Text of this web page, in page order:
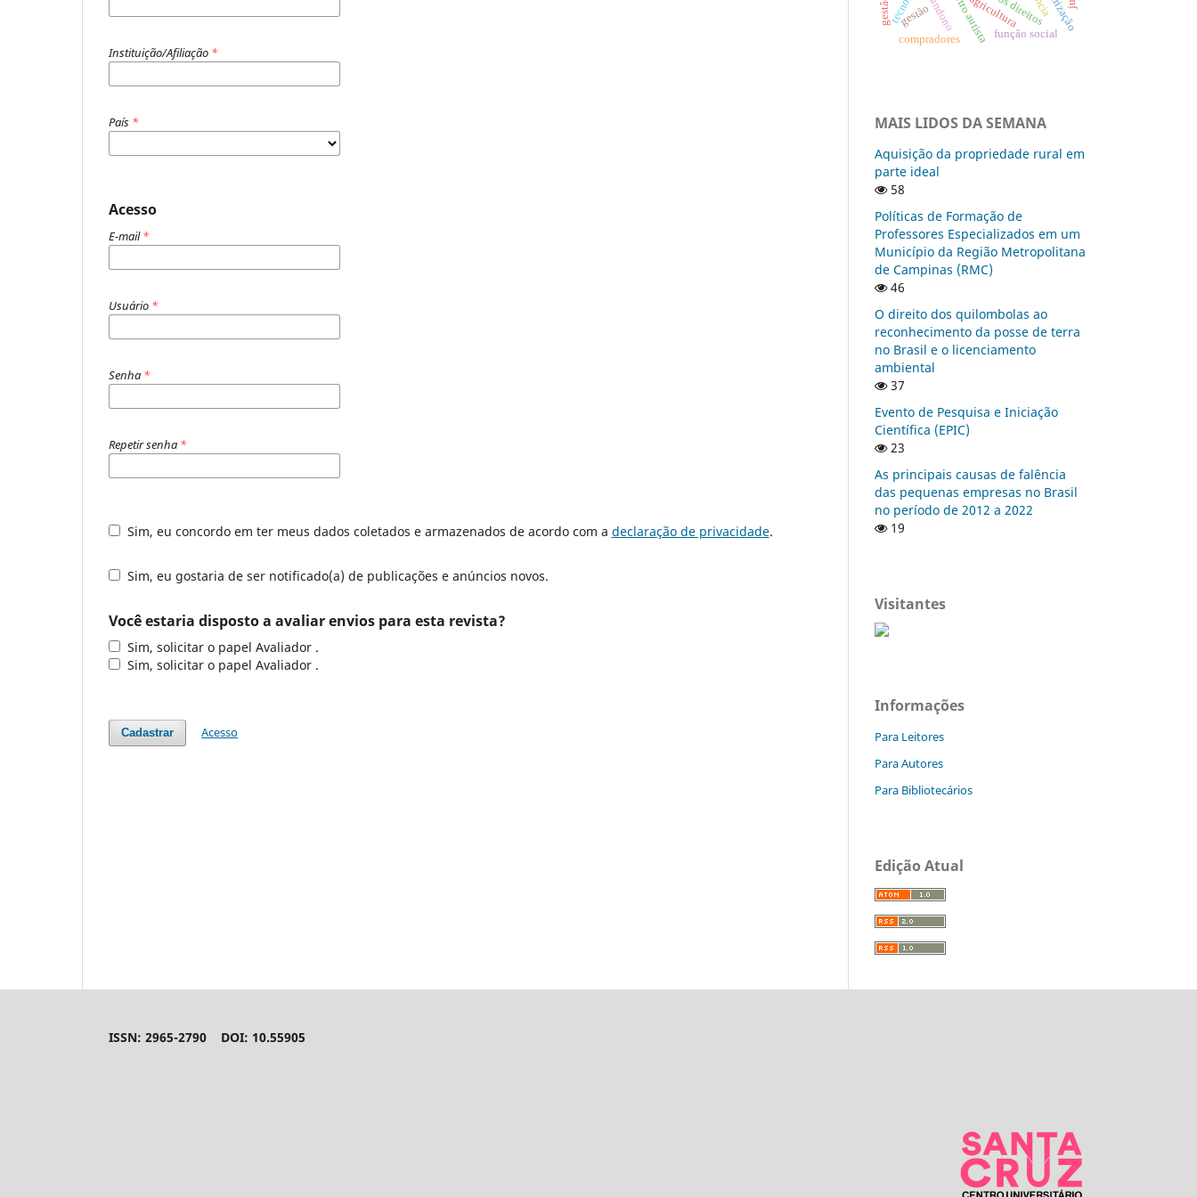
Instituição/Afiliação *
País *
Acesso
E-mail*
Usuário *
Senha *
Repetir senha *
Sim, eu concordo em ter meus dados coletados e armazenados de acordo com a declaração de privacidade.
Sim, eu gostaria de ser notificado(a) de publicações e anúncios novos.
Você estaria disposto a avaliar envios para esta revista?
Sim, solicitar o papel Avaliador .
Sim, solicitar o papel Avaliador .
Cadastrar Acesso
função social
agricultura
gestão
compradores
MAIS LIDOS DA SEMANA
Aquisição da propriedade rural em
parte ideal
58
Políticas de Formação de
Professores Especializados em um
Município da Região Metropolitana
de Campinas (RMC)
46
O direito dos quilombolas ao
reconhecimento da posse de terra
no Brasil e o licenciamento
ambiental
37
Evento de Pesquisa e Iniciação
Científica (EPIC)
23
As principais causas de falência
das pequenas empresas no Brasil
no período de 2012 a 2022
19
Visitantes
Informações
Para Leitores
Para Autores
Para Bibliotecários
Edição Atual
ISSN: 2965-2790 DOI: 10.55905